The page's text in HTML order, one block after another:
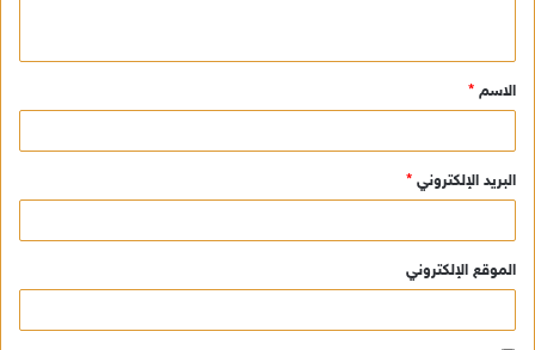
ق
*
الاسم *
البريد الإلكتروني *
الموقع الإلكتروني